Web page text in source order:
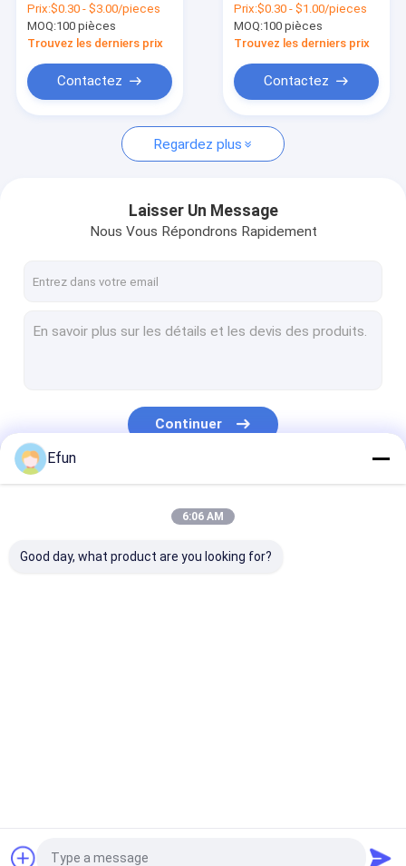
en mousse pour les
emballages de
parfums
Prix:$0.30 - $3.00/pieces
MOQ:100 pièces
Trouvez les derniers prix
Contactez
noirs boîtes
d'emballage de tiroir
Prix:$0.30 - $1.00/pieces
MOQ:100 pièces
Trouvez les derniers prix
Contactez
Regardez plus
Laisser Un Message
Nous Vous Répondrons Rapidement
Continuer
Efun
6:06 AM
Good day, what product are you looking for?